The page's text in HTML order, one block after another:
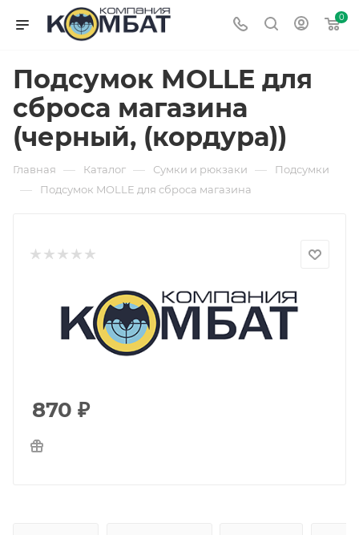
0
Подсумок MOLLE для
сброса магазина
(черный, (кордура))
Главная — Каталог — Сумки и рюкзаки — Подсумки
— Подсумок MOLLE для сброса магазина
870 ₽